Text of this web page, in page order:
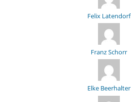
Felix Latendorf
Franz Schorr
Elke Beerhalter